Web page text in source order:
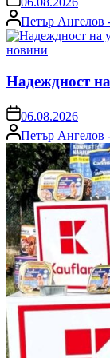
Posted
by
Петър Ангелов
Posted
новини
Надеждност
on06.08.2026
Posted
by
Петър Ангелов